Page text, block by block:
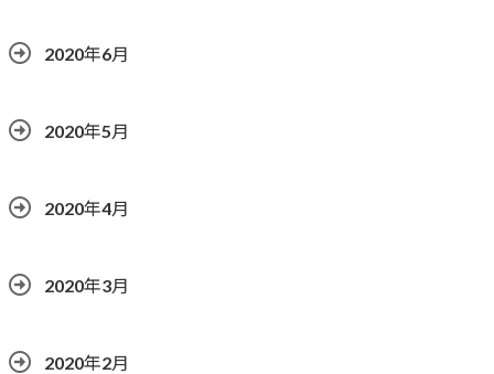
2020年6月
2020年5月
2020年4月
2020年3月
2020年2月